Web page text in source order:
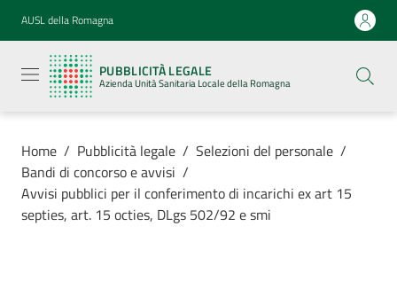
Vai al contenuto
Vai alla navigazione
Vai al footer
AUSL della Romagna
PUBBLICITÀ LEGALE
Azienda Unità Sanitaria Locale della Romagna
legale
Azienda
Unità
Locale della
Home / Pubblicità legale / Selezioni del personale /
Bandi di concorso e avvisi /
Avvisi pubblici per il conferimento di incarichi ex art 15
septies, art. 15 octies, DLgs 502/92 e smi